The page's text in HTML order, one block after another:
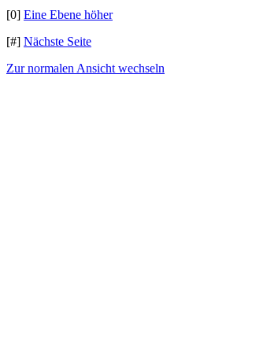
[0] Eine Ebene höher
[#] Nächste Seite
Zur normalen Ansicht wechseln